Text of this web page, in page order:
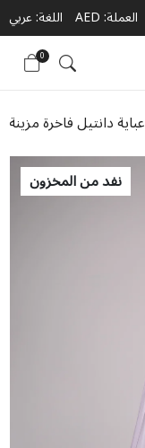
العملة:AED اللغة: عربي
0
عباية دانتيل فاخرة مزينة
نفد من المخزون